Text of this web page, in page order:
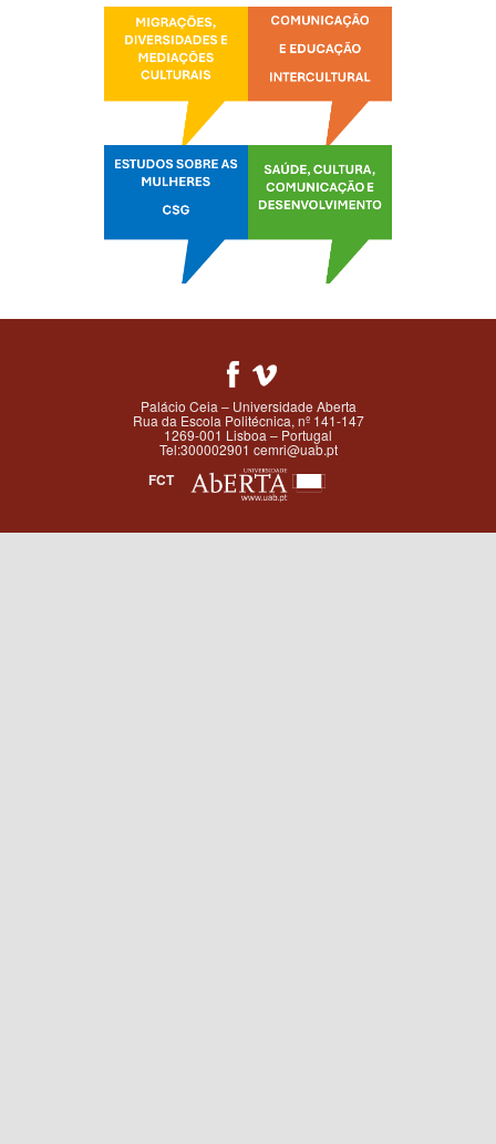
Palácio Ceia – Universidade Aberta
Rua da Escola Politécnica, nº 141-147
1269-001 Lisboa – Portugal
Tel:300002901 cemri@uab.pt
FCT